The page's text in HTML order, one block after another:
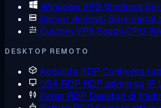
Windows VPS Windows
Server dedicati Bare metal
Custom VPS Scegli CPU,
DESKTOP REMOTO
Acquista RDP Confronta
USA RDP RDP admin su IP
Forex RDP Desktop di